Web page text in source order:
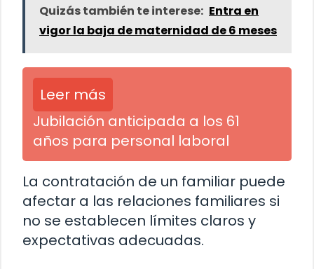
Quizás también te interese: Entra en
vigor la baja de maternidad de 6 meses
Leer más
Jubilación anticipada a los 61
años para personal laboral
La contratación de un familiar puede
afectar a las relaciones familiares si
no se establecen límites claros y
expectativas adecuadas.